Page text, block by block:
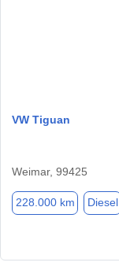
VW Tiguan
Weimar, 99425
228.000 km Diesel